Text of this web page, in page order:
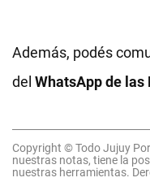
Además, podés
del WhatsApp de las
Copyright © Todo Jujuy
nuestras notas, tiene la
nuestras herramientas.